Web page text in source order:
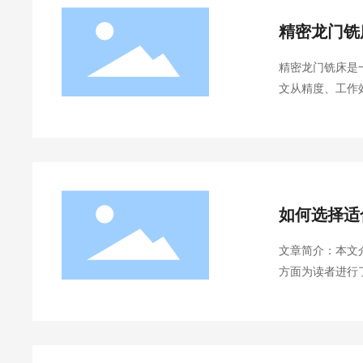
精密龙门
精密龙门铣床是
文从精度、工作
如何选择
文章简介：本文
方面为读者进行